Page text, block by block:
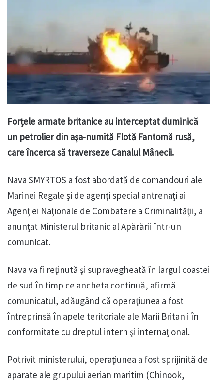
Forţele armate britanice au interceptat duminică
un petrolier din aşa-numită Flotă Fantomă rusă,
care încerca să traverseze Canalul Mânecii.
Nava SMYRTOS a fost abordată de comandouri ale
Marinei Regale şi de agenţi special antrenaţi ai
Agenţiei Naţionale de Combatere a Criminalităţii, a
anunţat Ministerul britanic al Apărării într-un
comunicat.
Nava va fi reţinută şi supravegheată în largul coastei
de sud în timp ce ancheta continuă, afirmă
comunicatul, adăugând că operaţiunea a fost
întreprinsă în apele teritoriale ale Marii Britanii în
conformitate cu dreptul intern şi internaţional.
Potrivit ministerului, operaţiunea a fost sprijinită de
aparate ale grupului aerian maritim (Chinook,